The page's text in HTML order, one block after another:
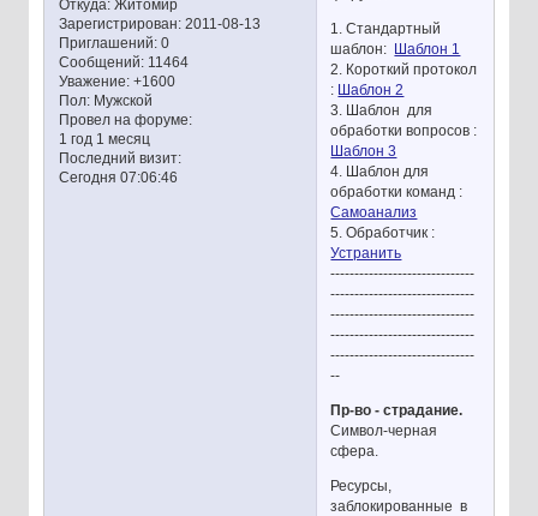
Откуда:Житомир
Зарегистрирован: 2011-08-13
Приглашений:0
Сообщений:11464
Уважение: +1600
Пол:Мужской
Провел на форуме:
1 год 1 месяц
Последний визит:
Сегодня 07:06:46
1. Стандартный
шаблон: Шаблон 1
2. Короткий протокол
: Шаблон 2
3. Шаблон для
обработки вопросов :
Шаблон 3
4. Шаблон для
обработки команд :
Самоанализ
5. Обработчик :
Устранить
------------------------------
------------------------------
------------------------------
------------------------------
------------------------------
--
Пр-во - страдание.
Символ-черная
сфера.
Ресурсы,
заблокированные в